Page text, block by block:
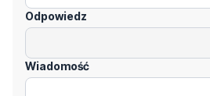
Wiadomość